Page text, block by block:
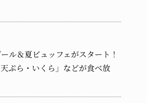
ル＆夏ビュッフェがスタート！
天ぷら・いくら」などが食べ放